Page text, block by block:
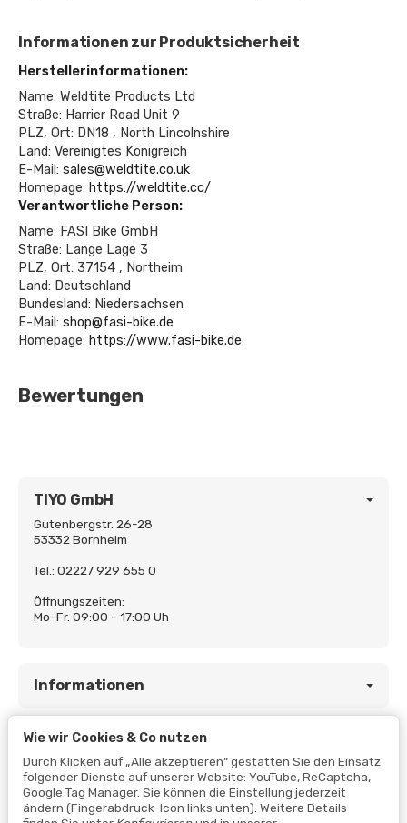
Informationen zur Produktsicherheit
Herstellerinformationen:
Name: Weldtite Products Ltd
Straße: Harrier Road Unit 9
PLZ, Ort: DN18 , North Lincolnshire
Land: Vereinigtes Königreich
E-Mail: sales@weldtite.co.uk
Homepage: https://weldtite.cc/
Verantwortliche Person:
Name: FASI Bike GmbH
Straße: Lange Lage 3
PLZ, Ort: 37154 , Northeim
Land: Deutschland
Bundesland: Niedersachsen
E-Mail: shop@fasi-bike.de
Homepage: https://www.fasi-bike.de
Bewertungen
TIYO GmbH
Gutenbergstr. 26-28
53332 Bornheim
Tel.: 02227 929 655 0
Öffnungszeiten:
Mo-Fr. 09:00 - 17:00 Uh
Informationen
Gesetzliche Informationen
Wie wir Cookies & Co nutzen
Durch Klicken auf „Alle akzeptieren“ gestatten Sie den Einsatz
folgender Dienste auf unserer Website: YouTube, ReCaptcha,
Google Tag Manager. Sie können die Einstellung jederzeit
ändern (Fingerabdruck-Icon links unten). Weitere Details